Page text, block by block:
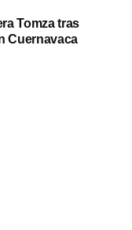
Tomza tras
Cuernavaca